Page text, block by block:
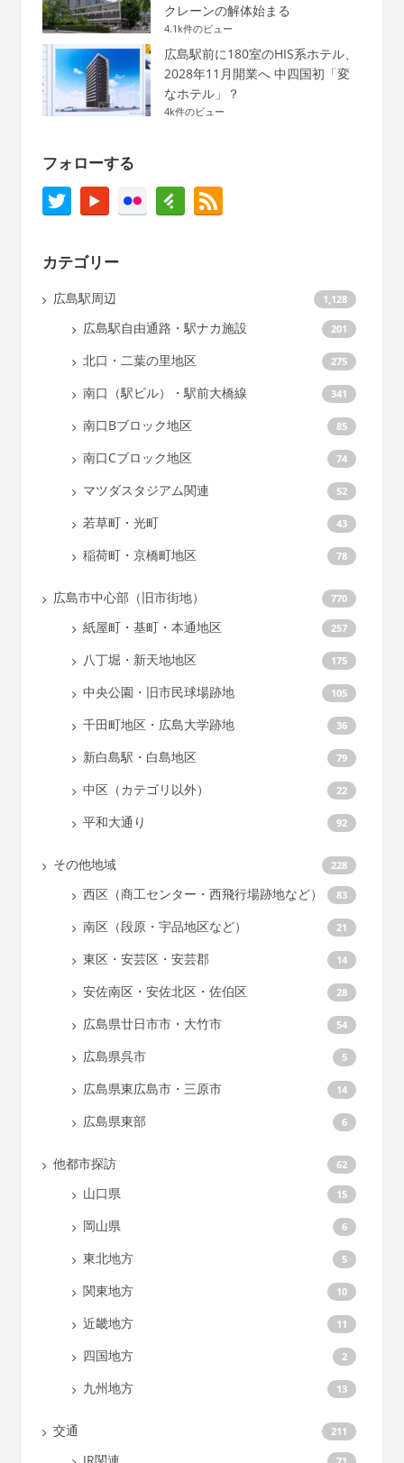
クレーンの解体始まる
4.1k件のビュー
広島駅前に180室のHIS系ホテル、
2028年11月開業へ 中四国初「変
なホテル」？
4k件のビュー
フォローする
カテゴリー
広島駅周辺 1,128
広島駅自由通路・駅ナカ施設 201
北口・二葉の里地区 275
南口（駅ビル）・駅前大橋線 341
南口Bブロック地区 85
南口Cブロック地区 74
マツダスタジアム関連 52
若草町・光町 43
稲荷町・京橋町地区 78
広島市中心部（旧市街地） 770
紙屋町・基町・本通地区 257
八丁堀・新天地地区 175
中央公園・旧市民球場跡地 105
千田町地区・広島大学跡地 36
新白島駅・白島地区 79
中区（カテゴリ以外） 22
平和大通り 92
その他地域 228
西区（商工センター・西飛行場跡地など） 83
南区（段原・宇品地区など） 21
東区・安芸区・安芸郡 14
安佐南区・安佐北区・佐伯区 28
広島県廿日市市・大竹市 54
広島県呉市 5
広島県東広島市・三原市 14
広島県東部 6
他都市探訪 62
山口県 15
岡山県 6
東北地方 5
関東地方 10
近畿地方 11
四国地方 2
九州地方 13
交通 211